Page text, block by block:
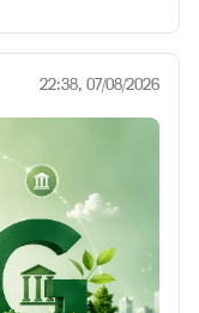
22:38, 07/08/2026